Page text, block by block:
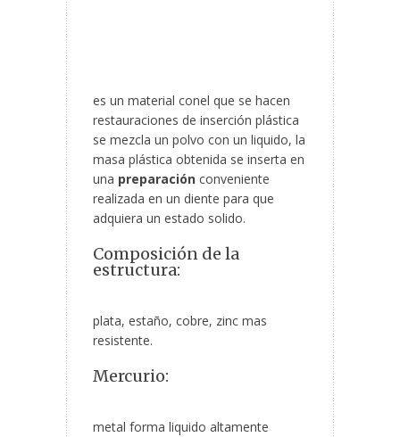
es un material conel que se hacen
restauraciones de inserción plástica
se mezcla un polvo con un liquido, la
masa plástica obtenida se inserta en
una preparación conveniente
realizada en un diente para que
adquiera un estado solido.
Composición de la
estructura:
plata, estaño, cobre, zinc mas
resistente.
Mercurio:
metal forma liquido altamente